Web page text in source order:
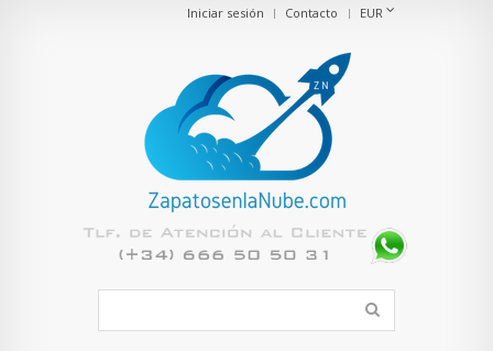
EUR
Contacto
Iniciar sesión